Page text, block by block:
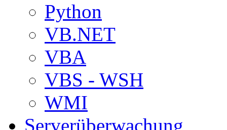
Python
VB.NET
VBA
VBS - WSH
WMI
Serverüberwachung